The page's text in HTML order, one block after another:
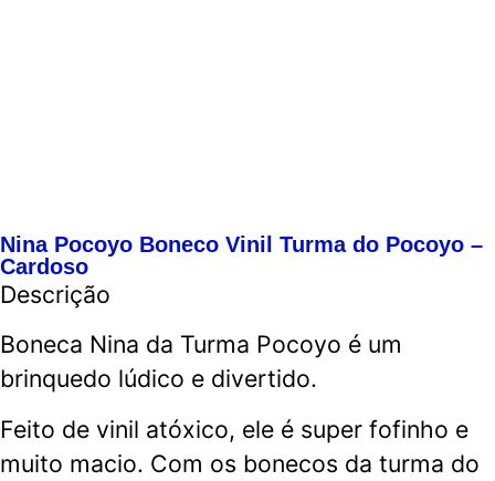
Nina Pocoyo Boneco Vinil Turma do Pocoyo –
Cardoso
Descrição
Boneca Nina da Turma Pocoyo é um
brinquedo lúdico e divertido.
Feito de vinil atóxico, ele é super fofinho e
muito macio. Com os bonecos da turma do